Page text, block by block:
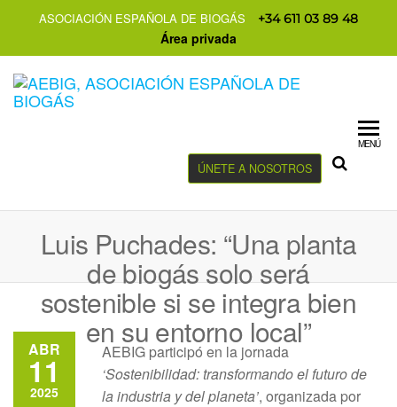
ASOCIACIÓN ESPAÑOLA DE BIOGÁS +34 611 03 89 48
Área privada
ÚNETE A NOSOTROS
MENÚ
Luis Puchades: “Una planta
de biogás solo será
sostenible si se integra bien
en su entorno local”
ABR
11
2025
AEBIG participó en la jornada
‘Sostenibilidad: transformando el futuro de
la industria y del planeta’, organizada por